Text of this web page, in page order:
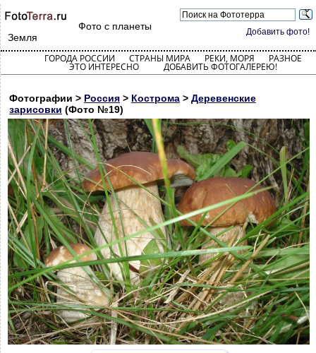
Добавить фото!
Фото с планеты
Земля
ГОРОДА РОССИИ СТРАНЫ МИРА РЕКИ, МОРЯ РАЗНОЕ
ЭТО ИНТЕРЕСНО ДОБАВИТЬ ФОТОГАЛЕРЕЮ!
Фотографии > Россия > Кострома > Деревенские
зарисовки (Фото №19)